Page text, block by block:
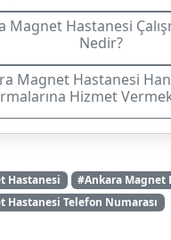
Magnet Hastanesi
Nedir?
Magnet Hastanesi
Hizmet
Hastanesi
#Ankara Magnet
Hastanesi Telefon Numarası